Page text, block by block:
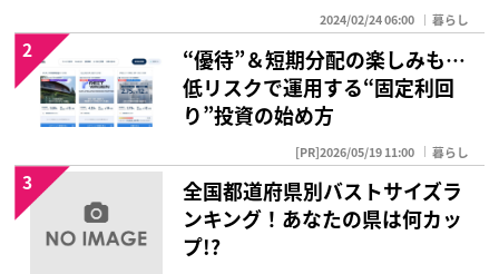
2024/02/24 06:00 暮らし
“優待”＆短期分配の楽しみも…
低リスクで運用する“固定利回
り”投資の始め方
[PR]2026/05/19 11:00 暮らし
2
全国都道府県別バストサイズラ
ンキング！あなたの県は何カッ
プ!?
3